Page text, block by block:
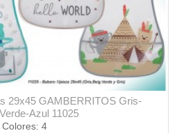
29x45 GAMBERRITOS Gris-
Azul 11025
Colores: 4